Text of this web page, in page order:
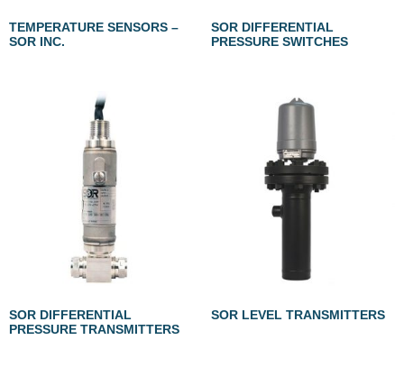
TEMPERATURE SENSORS –
SOR INC.
SOR DIFFERENTIAL
PRESSURE SWITCHES
SOR DIFFERENTIAL
PRESSURE TRANSMITTERS
SOR LEVEL TRANSMITTERS